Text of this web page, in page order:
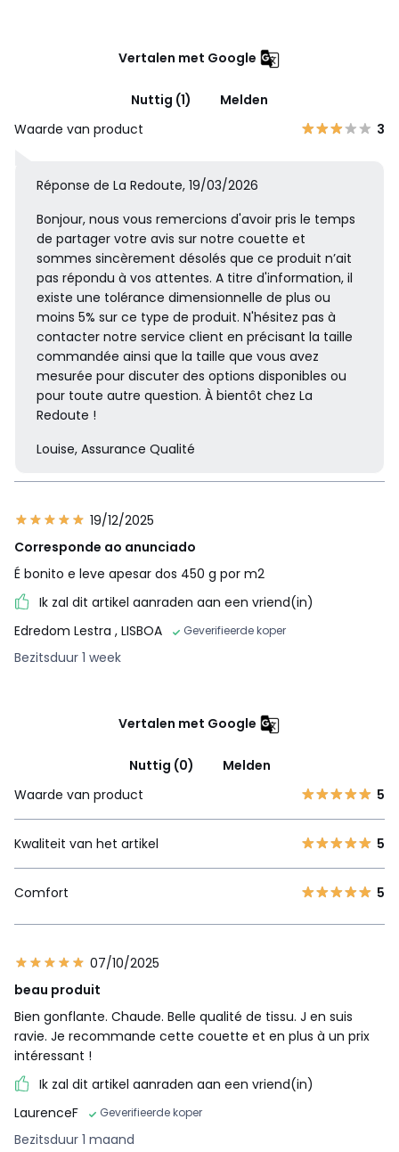
Vertalen met Google
Nuttig (1)
Melden
Waarde van product
3
Réponse de La Redoute, 19/03/2026
Bonjour, nous vous remercions d'avoir pris le temps
de partager votre avis sur notre couette et
sommes sincèrement désolés que ce produit n’ait
pas répondu à vos attentes. A titre d'information, il
existe une tolérance dimensionnelle de plus ou
moins 5% sur ce type de produit. N'hésitez pas à
contacter notre service client en précisant la taille
commandée ainsi que la taille que vous avez
mesurée pour discuter des options disponibles ou
pour toute autre question. À bientôt chez La
Redoute !
Louise, Assurance Qualité
19/12/2025
Corresponde ao anunciado
É bonito e leve apesar dos 450 g por m2
Ik zal dit artikel aanraden aan een vriend(in)
Edredom Lestra , LISBOA Geverifieerde koper
Bezitsduur 1 week
Vertalen met Google
Nuttig (0)
Melden
Waarde van product
5
Kwaliteit van het artikel 5
Comfort 5
07/10/2025
beau produit
Bien gonflante. Chaude. Belle qualité de tissu. J en suis
ravie. Je recommande cette couette et en plus à un prix
intéressant !
Ik zal dit artikel aanraden aan een vriend(in)
LaurenceF
Geverifieerde koper
Bezitsduur 1 maand